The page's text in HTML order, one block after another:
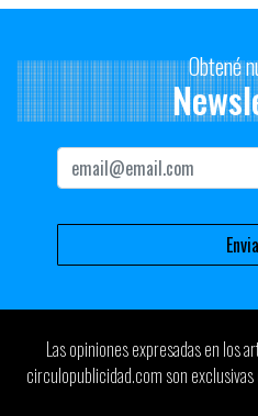
Obtené
Las opiniones expresadas en los
circulopublicidad.com son